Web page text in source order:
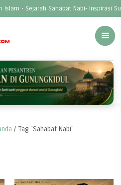
• Sejarah Sahabat Nabi• Inspirasi
/ Tag "Sahabat Nabi"